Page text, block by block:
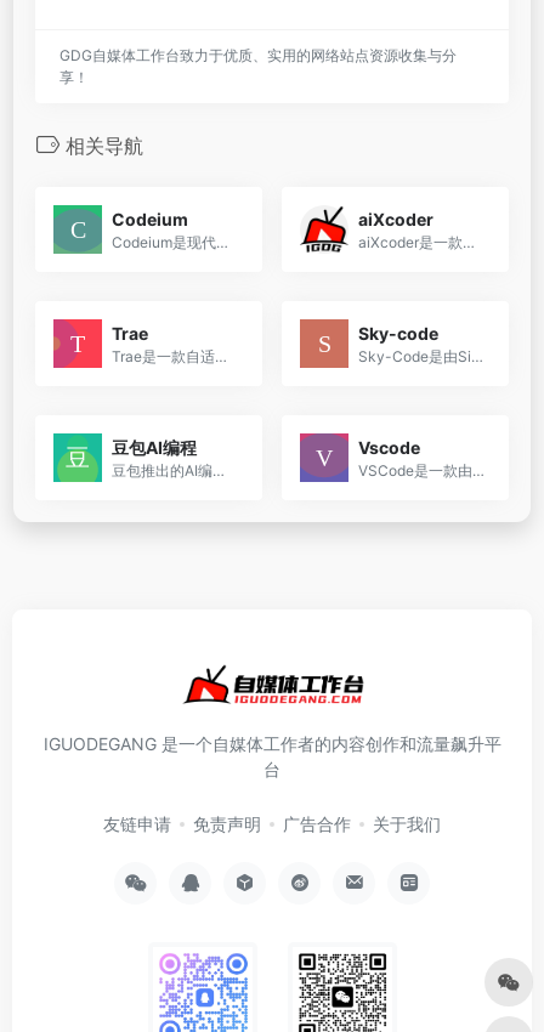
GDG自媒体工作台致力于优质、实用的网络站点资源收集与分
享！
相关导航
Codeium
Codeium是现代编码超级大国，是一个免费的人工智能代码完成工具。它支持超过20多种语言，并与您最喜欢的ide集成。
aiXcoder
aiXcoder是一款利用人工智能技术提升编程效率的插件，旨在通过AI技术为开发者提供无限赋能。它是由硅心科技开发的核心产品，是国内首款基于深度学习的智能化软件开发工具。
Trae
Trae是一款自适应人工智能集成开发环境（IDE），旨在通过与开发者的协作，提升工作效率，帮助团队更快地交付项目。
Sky-code
Sky-Code是由SingularityAI研发的AI代码生成工具，旨在支持多种主流编程语言，帮助开发人员提高编码效率和质量。
豆包AI编程
豆包推出的AI编程新功能，旨在通过AI技术简化编程流程，提升开发效率。该功能支持一键上传本地代码文件和实时引入GitHub开源仓库，提供沉浸式代码阅读体验和精准圈选代码提问功能
Vscode
VSCode是一款由Microsoft开发的免费开源代码编辑器，支持多种语言和技术，功能强大且广受开发人员欢迎。
IGUODEGANG 是一个自媒体工作者的内容创作和流量飙升平
台
友链申请 免责声明 广告合作 关于我们